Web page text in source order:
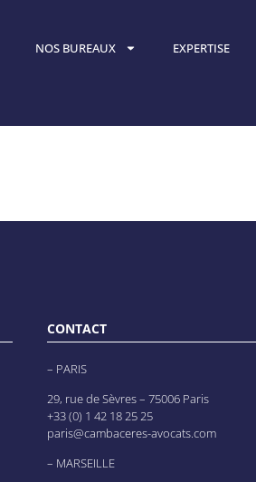
NOS BUREAUX EXPERTISE
CONTACT
– PARIS
29, rue de Sèvres – 75006 Paris
+33 (0) 1 42 18 25 25
paris@cambaceres-avocats.com
– MARSEILLE